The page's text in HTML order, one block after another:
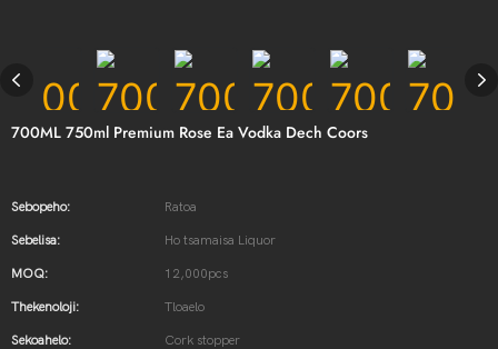
700ML 750ml Premium Rose Ea Vodka Dech Coors
Sebopeho: Ratoa
Sebelisa: Ho tsamaisa Liquor
MOQ: 12,000pcs
Thekenoloji: Tloaelo
Sekoahelo: Cork stopper